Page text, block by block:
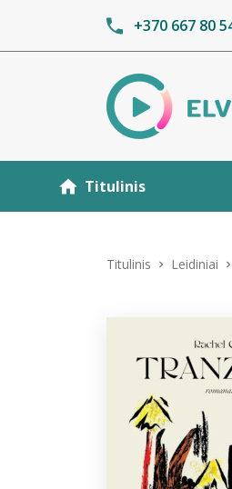
+370 667 80
Titulinis
Titulinis Leidiniai